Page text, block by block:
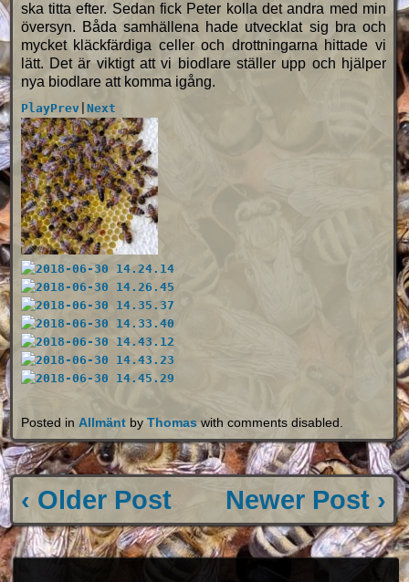
ska titta efter. Sedan fick Peter kolla det andra med min
översyn. Båda samhällena hade utvecklat sig bra och
mycket kläckfärdiga celler och drottningarna hittade vi
lätt. Det är viktigt att vi biodlare ställer upp och hjälper
nya biodlare att komma igång.
PlayPrev| Next
Posted in Allmäntby Thomas with comments disabled
‹ Older Post Newer Post ›